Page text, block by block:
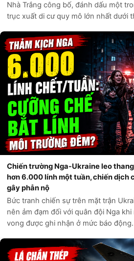
Nhà Trắng công bố, đánh dấu một
trục xuất di cư quy mô lớn nhất dưới
An ninh Nội địa Hoa Kỳ,...
Chiến trường Nga-Ukraine leo
hơn 6.000 lính một tuần, chiến dịch
gây phẫn nộ
Bức tranh chiến sự trên mặt trận
nên ảm đạm đối với quân đội Nga
vong được ghi nhận ở mức báo
vòng một tuần qua, q...